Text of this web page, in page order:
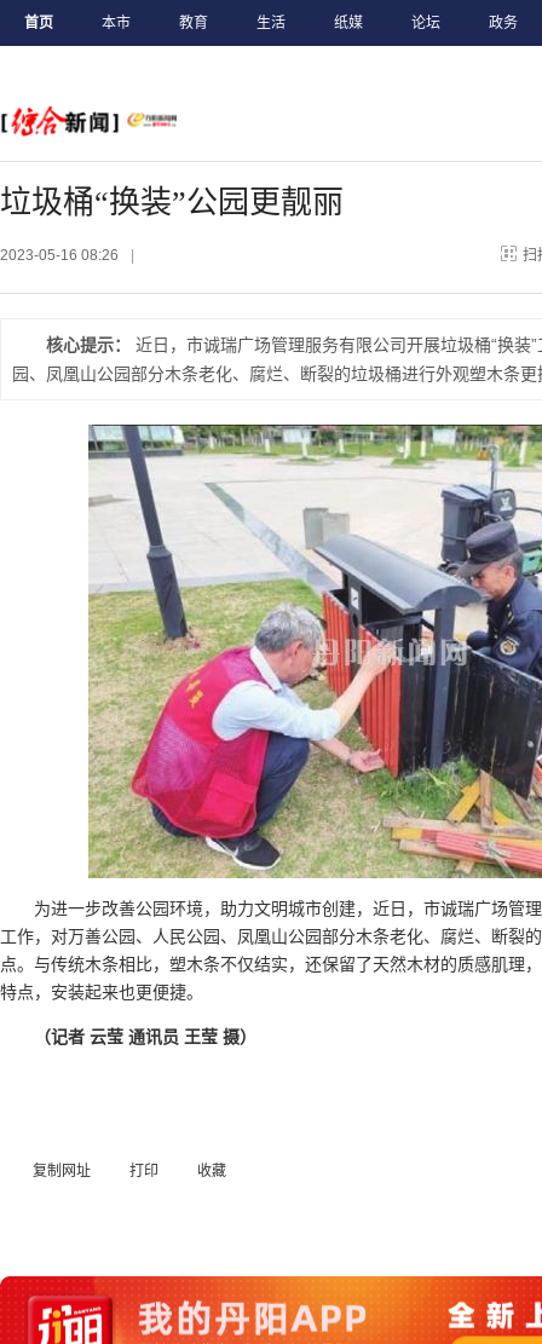
首页 本市 教育 生活 纸媒 论坛 政务
垃圾桶“换装”公园更靓丽
2023-05-16 08:26 扫
核心提示：
近日，市诚瑞广场管理服务有限公司开展垃圾桶“换装
园、凤凰山公园部分木条老化、腐烂、断裂的垃圾桶进行外观塑木条更
为进一步改善公园环境，助力文明城市创建，近日，市诚瑞广场管
工作，对万善公园、人民公园、凤凰山公园部分木条老化、腐烂、断裂
点。与传统木条相比，塑木条不仅结实，还保留了天然木材的质感肌理
特点，安装起来也更便捷。
（记者 云莹 通讯员 王莹 摄）
复制网址 打印 收藏